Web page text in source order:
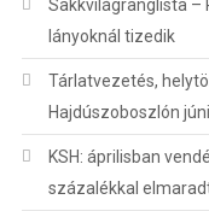
Sakkvilágranglista –
lányoknál tizedik
Tárlatvezetés,
Hajdúszoboszlón
KSH: áprilisban
százalékkal